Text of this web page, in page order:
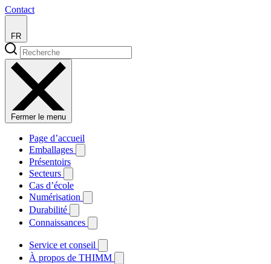
Contact
FR
Fermer le menu
Page d’accueil
Emballages
Présentoirs
Secteurs
Cas d’école
Numérisation
Durabilité
Connaissances
Service et conseil
À propos de THIMM